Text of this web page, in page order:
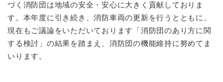
づく消防団は地域の安全・安心に大きく貢献しておりま
す。本年度に引き続き、消防車両の更新を行うとともに、
現在もご議論をいただいております「消防団のあり方に関
する検討」の結果を踏まえ、消防団の機能維持に努めてま
いります。